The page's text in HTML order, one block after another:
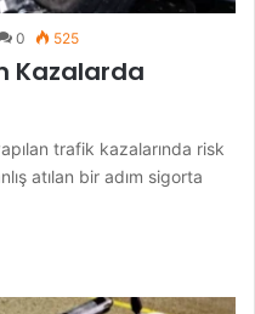
0 525
Kazalarda
trafik kazalarında risk
atılan bir adım sigorta